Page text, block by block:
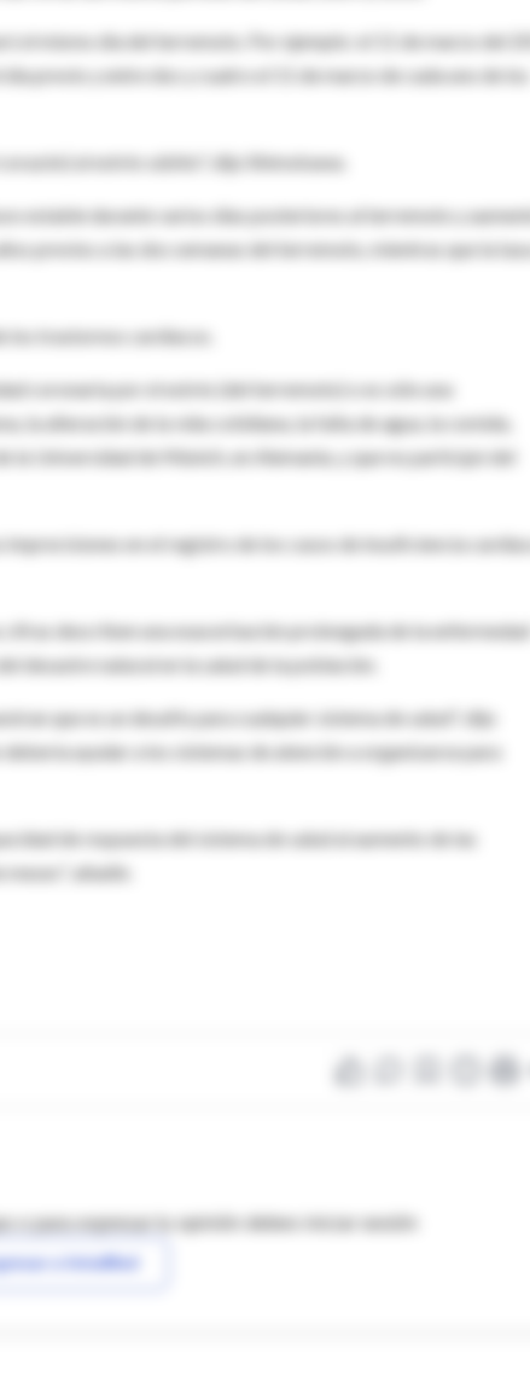
el mismo día del terremoto. Por ejemplo: el 11 de marzo del
previo y entre dos y cuatro el 11 de marzo de cada uno de los
al estrés súbito", dijo Shimokawa.
estable durante varios días posteriores al terremoto y
previos a las dos semanas del terremoto, mientras que la
los trastornos cardíacos.
coronaria por el estrés (del terremoto) o es sólo una
la alteración de la vida cotidiana, la falta de agua, la comida,
Universidad de Múnich, en Alemania, y que no participó del
imprecisiones en el registro de los casos de insuficiencia
cifras describen una exacerbación prolongada de la enfermedad
desastre natural en la salud de la población.
que es un desafío para cualquier sistema de salud", dijo
ayudar a los sistemas de atención a organizarse para
de respuesta del sistema de salud al aumento de las
añadió.
o para expresar tu opinión debes iniciar sesión
a IntraMed